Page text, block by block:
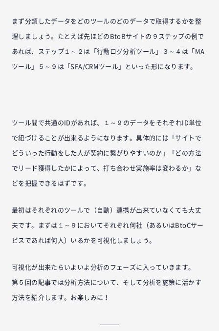
まず分類したデータをどのツールのどのデータで取得するかを整
理しましょう。たとえば先ほどのBtoBサイトの９ステップの例で
あれば、ステップ１～２は「行動ログ分析ツール」３～４は「MA
ツール」５～９は「SFA/CRMツール」といった形になります。
ツール間で共通のIDがあれば、１～９のデータをそれぞれID単位
で紐づけることが出来るようになります。具体的には「サイトで
どういった行動をした人が契約に繋がりやすいのか」「どの方法
でリード獲得したかによって、打ち合わせ実施率は変わるか」な
どを把握できるはずです。
最初はそれぞれのツールで（自動）連携が出来ていなくても大丈
夫です。まずは１～９においてそれぞれ何社（あるいはBtoCサー
ビスであれば何人）いるかを可視化しましょう。
可視化が出来たらいよいよ分析のフェーズに入っていきます。
第５回の記事では分析方法について、そして分析を施策に活かす
方法を紹介します。お楽しみに！